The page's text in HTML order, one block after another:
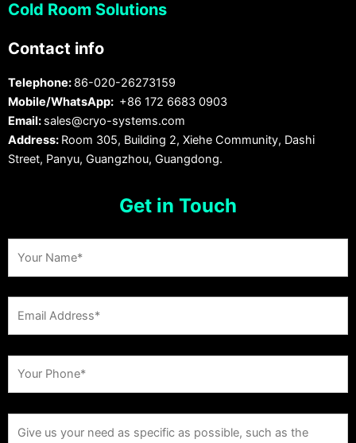
Cold Room Solutions
Contact info
Telephone: 86-020-26273159
Mobile/WhatsApp: +86 172 6683 0903
Email: sales@cryo-systems.com
Address: Room 305, Building 2, Xiehe Community, Dashi
Street, Panyu, Guangzhou, Guangdong.
Get in Touch